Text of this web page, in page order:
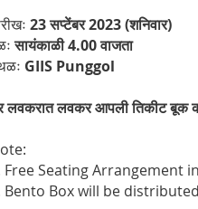
23 सप्टेंबर 2023 (शनिवार)
सायंकाळी 4.00 वाजता
GIIS Punggol
लवकरात लवकर आपली तिकीट बूक
Free Seating Arrangement
Bento Box will be